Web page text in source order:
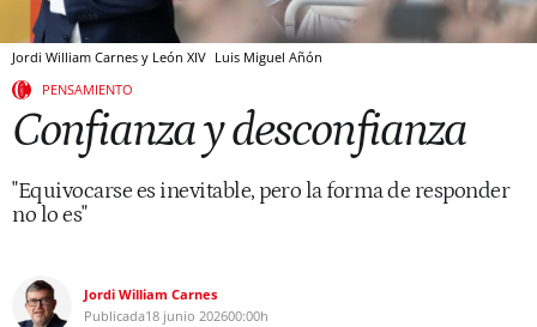
Jordi William Carnes y León XIV Luis Miguel Añón
PENSAMIENTO
Confianza y desconfianza
"Equivocarse es inevitable, pero la forma de responder
no lo es"
Jordi William Carnes
Publicada18 junio 202600:00h